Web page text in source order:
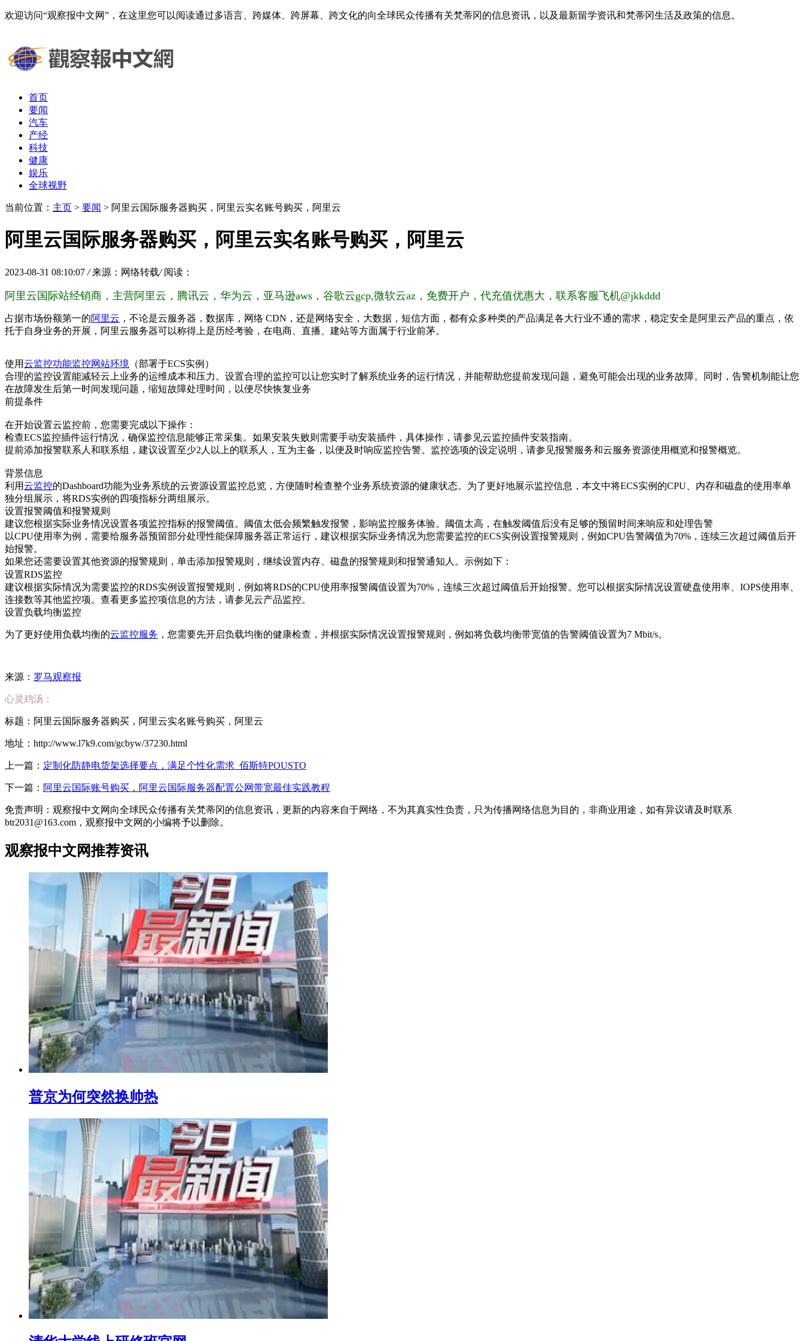
欢迎访问“观察报中文网”，在这里您可以阅读通过多语言、跨媒体、跨屏幕、跨文化的向全球民众传播有关梵蒂冈的信息资讯，以及最新留学资讯和梵蒂冈生活及政策的信息。
首页
要闻
汽车
产经
科技
健康
娱乐
全球视野
当前位置： 主页 > 要闻 > 阿里云国际服务器购买，阿里云实名账号购买，阿里云
阿里云国际服务器购买，阿里云实名账号购买，阿里云
2023-08-31 08:10:07 / 来源：网络转载/ 阅读：
阿里云国际站经销商，主营阿里云，腾讯云，华为云，亚马逊aws，谷歌云gcp,微软云az，免费开户，代充值优惠大，联系客服飞机@jkkddd
占据市场份额第一的阿里云 ，不论是云服务器，数据库，网络 CDN，还是网络安全，大数据，短信方面，都有众多种类的产品满足各大行业不通的需求，稳定安全是阿里云产品的重点，依
托于自身业务的开展，阿里云服务器可以称得上是历经考验，在电商、直播、建站等方面属于行业前茅。
使用云监控功能监控网站环境 （部署于ECS实例）
合理的监控设置能减轻云上业务的运维成本和压力。设置合理的监控可以让您实时了解系统业务的运行情况，并能帮助您提前发现问题，避免可能会出现的业务故障。同时，告警机制能让您
在故障发生后第一时间发现问题，缩短故障处理时间，以便尽快恢复业务
前提条件
在开始设置云监控前，您需要完成以下操作：
检查ECS监控插件运行情况，确保监控信息能够正常采集。如果安装失败则需要手动安装插件，具体操作，请参见云监控插件安装指南。
提前添加报警联系人和联系组，建议设置至少2人以上的联系人，互为主备，以便及时响应监控告警。监控选项的设定说明，请参见报警服务和云服务资源使用概览和报警概览。
背景信息
利用云监控的Dashboard功能为业务系统的云资源设置监控总览，方便随时检查整个业务系统资源的健康状态。为了更好地展示监控信息，本文中将ECS实例的CPU、内存和磁盘的使用率单
独分组展示，将RDS实例的四项指标分两组展示。
设置报警阈值和报警规则
建议您根据实际业务情况设置各项监控指标的报警阈值。阈值太低会频繁触发报警，影响监控服务体验。阈值太高，在触发阈值后没有足够的预留时间来响应和处理告警
以CPU使用率为例，需要给服务器预留部分处理性能保障服务器正常运行，建议根据实际业务情况为您需要监控的ECS实例设置报警规则，例如CPU告警阈值为70%，连续三次超过阈值后开
始报警。
如果您还需要设置其他资源的报警规则，单击添加报警规则，继续设置内存、磁盘的报警规则和报警通知人。示例如下：
设置RDS监控
建议根据实际情况为需要监控的RDS实例设置报警规则，例如将RDS的CPU使用率报警阈值设置为70%，连续三次超过阈值后开始报警。您可以根据实际情况设置硬盘使用率、IOPS使用率、
连接数等其他监控项。查看更多监控项信息的方法，请参见云产品监控。
设置负载均衡监控
为了更好使用负载均衡的云监控服务 ，您需要先开启负载均衡的健康检查，并根据实际情况设置报警规则，例如将负载均衡带宽值的告警阈值设置为7 Mbit/s。
来源： 罗马观察报
心灵鸡汤：
标题：阿里云国际服务器购买，阿里云实名账号购买，阿里云
地址：http://www.l7k9.com/gcbyw/37230.html
上一篇： 定制化防静电货架选择要点，满足个性化需求_佰斯特POUSTO
下一篇： 阿里云国际账号购买，阿里云国际服务器配置公网带宽最佳实践教程
免责声明：观察报中文网向全球民众传播有关梵蒂冈的信息资讯，更新的内容来自于网络，不为其真实性负责，只为传播网络信息为目的，非商业用途，如有异议请及时联系
btr2031@163.com，观察报中文网的小编将予以删除。
观察报中文网推荐资讯
普京为何突然换帅热